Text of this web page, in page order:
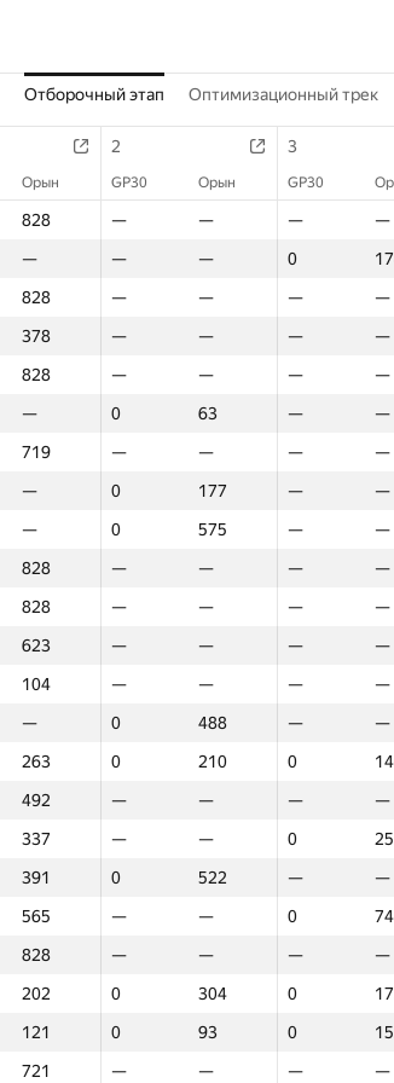
Отборочный этап Оптимизационный трек
2 3
Орын GP30 Орын GP30
828 — — — —
— — — 0
828 — — — —
378 — — — —
828 — — — —
— 0 63 — —
719 — — — —
— 0 177 — —
— 0 575 — —
828 — — — —
828 — — — —
623 — — — —
104 — — — —
— 0 488 — —
263 0 210 0
492 — — — —
337 — — 0
391 0 522 — —
565 — — 0 74
828 — — — —
202 0 304 0
121 0 93 0
721 — — — —
2 3
Орын